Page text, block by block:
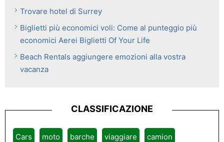
Trovare hotel di Surrey
Biglietti più economici voli: Come al punteggio più
economici Aerei Biglietti Of Your Life
Beach Rentals aggiungere emozioni alla vostra
vacanza
CLASSIFICAZIONE
Cars moto barche viaggiare camion